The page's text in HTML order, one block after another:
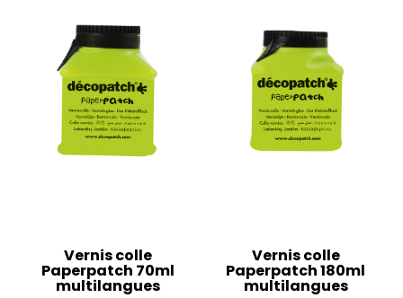
Vernis colle
Paperpatch 70ml
multilangues
Vernis colle
Paperpatch 180ml
multilangues